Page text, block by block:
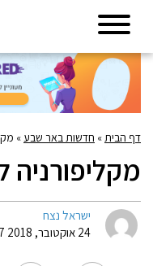
דף הבית» חדשות באר שבע»
ישראל נצח
24 אוקטובר, 2018 09:57